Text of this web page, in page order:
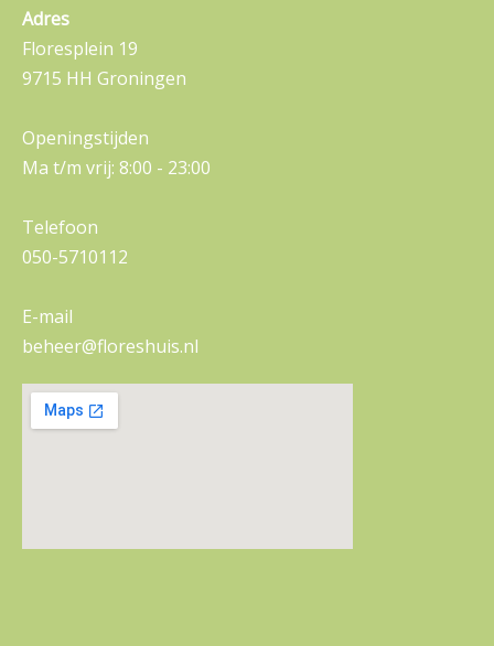
Adres
Floresplein 19
9715 HH Groningen
Openingstijden
Ma t/m vrij: 8:00 - 23:00
Telefoon
050-5710112
E-mail
beheer@floreshuis.nl